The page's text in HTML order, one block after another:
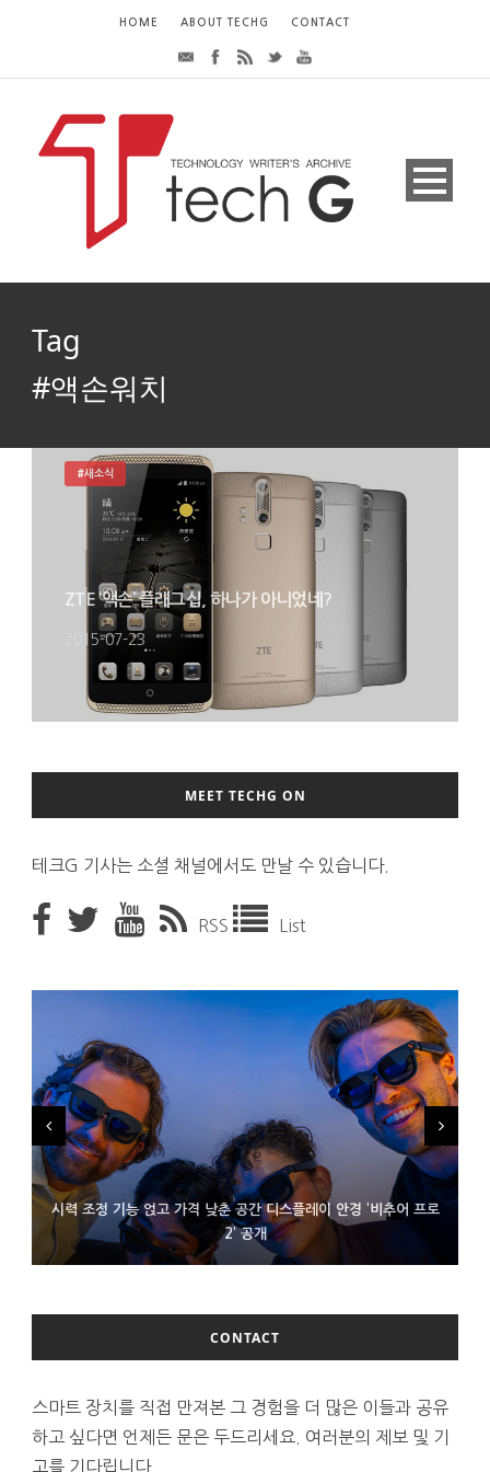
HOME ABOUT TECHG CONTACT
Tag
#액손워치
ZTE ‘액손’ 플래그십, 하나가 아니었네?
2015-07-23
#새소식
MEET TECHG ON
테크G 기사는 소셜 채널에서도 만날 수 있습니다.
RSS List
시력 조정 기능 얹고 가격 낮춘 공간 디스플레이 안경 ‘비추어 프로
2’ 공개
D램 부족에 10억달러어치 아이폰18 프로세서 패키징 대기 중
300~400달러 반지형 스피커 준비하는 오픈AI
CONTACT
스마트 장치를 직접 만져본 그 경험을 더 많은 이들과 공유
하고 싶다면 언제든 문은 두드리세요. 여러분의 제보 및 기
고를 기다립니다.